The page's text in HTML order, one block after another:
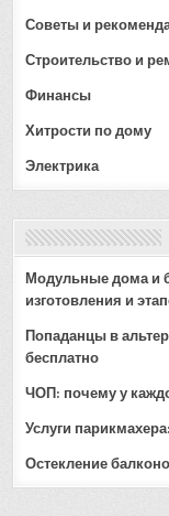
Советы и
Строительство и
Финансы
Хитрости по дому
Электрика
Модульные дома и
изготовления и
Попаданцы в
бесплатно
ЧОП: почему у
Услуги
Остекление